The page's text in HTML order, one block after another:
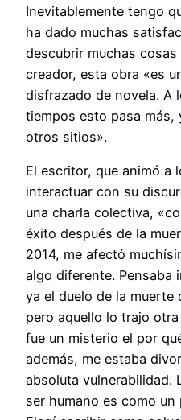
Inevitablemente tengo
ha dado muchas
descubrir muchas cosas
creador, esta obra «es
disfrazado de novela. A
tiempos esto pasa más,
otros sitios».
El escritor, que animó a
interactuar con su
una charla colectiva,
éxito después de la
2014, me afectó
algo diferente. Pensaba
ya el duelo de la muerte
pero aquello lo trajo
fue un misterio el por
además, me estaba
absoluta vulnerabilidad.
ser humano es como un